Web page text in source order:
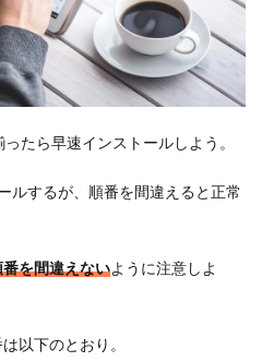
たら早速インストールしよう。
ルするが、順番を間違えると正常
番を間違えないように注意しよ
以下のとおり。